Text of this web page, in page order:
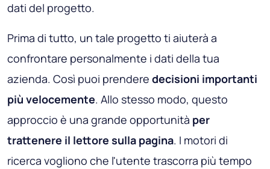
dati del progetto.
Prima di tutto, un tale progetto ti aiuterà a
confrontare personalmente i dati della tua
azienda. Così puoi prendere decisioni importanti
più velocemente. Allo stesso modo, questo
approccio è una grande opportunità per
trattenere il lettore sulla pagina. I motori di
ricerca vogliono che l'utente trascorra più tempo